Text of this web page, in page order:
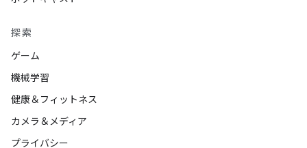
探索
ゲーム
機械学習
健康＆フィットネス
カメラ＆メディア
プライバシー